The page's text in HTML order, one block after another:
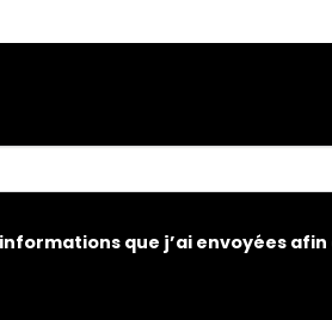
que j’ai envoyées